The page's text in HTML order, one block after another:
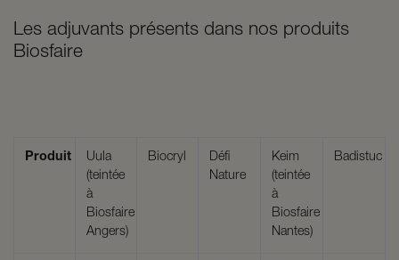
Les adjuvants présents dans nos produits
Biosfaire
Produit
Uula
(teintée
à
Biosfaire
Angers)
Biocryl
Défi
Nature
Keim
(teintée
à
Biosfaire
Nantes)
Badistuc